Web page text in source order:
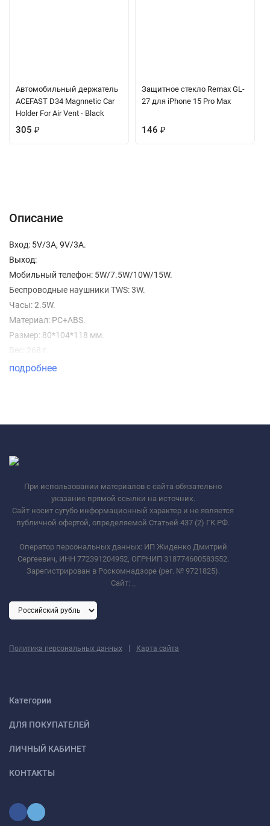
Автомобильный держатель
ACEFAST D34 Magnnetic Car
Holder For Air Vent - Black
305 ₽
Защитное стекло Remax GL-
27 для iPhone 15 Pro Max
146 ₽
Описание
Вход: 5V/3A, 9V/3A.
Выход:
Мобильный телефон: 5W/7.5W/10W/15W.
Беспроводные наушники TWS: 3W.
Часы: 2.5W.
Материал: PC+ABS.
Размер: 80*104*118 мм.
Вес: 268 г.
подробнее
При использовании материалов с сайта обязательно
указание прямой ссылки на источник.
Сайт носит сугубо информационный характер и не является
публичной офертой, определяемой Статьей 437 (2) ГК РФ.
Оператор персональных данных: ИП Жиденко Дмитрий
Сергеевич, ИНН 772391204952, ОГРНИП 318774600583552.
Зарегистрирован в Роскомнадзоре (рег. № 9721825).
Сайт:
Политика персональных данных | Карта сайта
Категории
ДЛЯ ПОКУПАТЕЛЕЙ
ЛИЧНЫЙ КАБИНЕТ
КОНТАКТЫ